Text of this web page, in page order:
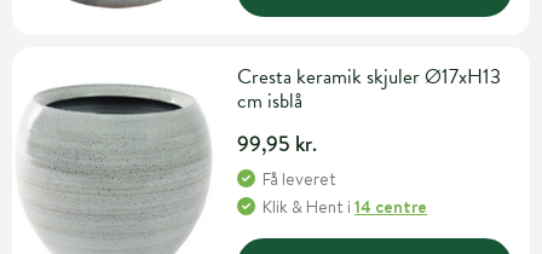
Cresta keramik skjuler Ø17xH13
cm isblå
99,95 kr.
Få leveret
Klik & Hent i14 centre